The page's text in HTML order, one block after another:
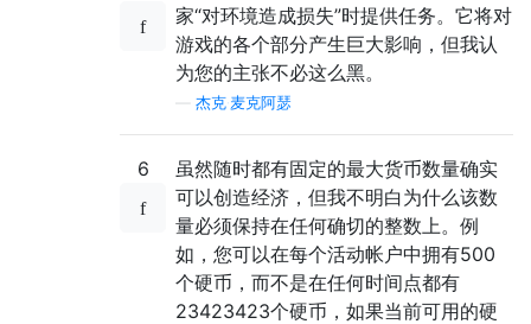
家“对环境造成损失”时提供任务。它将对
游戏的各个部分产生巨大影响，但我认
为您的主张不必这么黑。
杰克·麦克阿瑟
6
虽然随时都有固定的最大货币数量确实
可以创造经济，但我不明白为什么该数
量必须保持在任何确切的整数上。例
如，您可以在每个活动帐户中拥有500
个硬币，而不是在任何时间点都有
23423423个硬币，如果当前可用的硬